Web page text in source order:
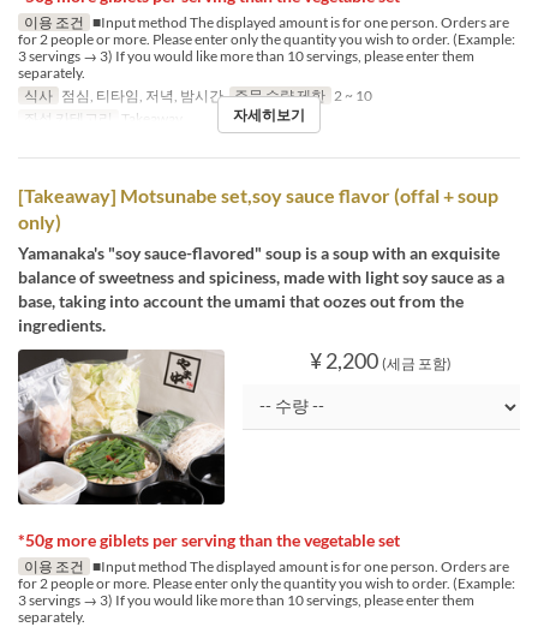
이용 조건 ■Input method The displayed amount is for one person. Orders are
for 2 people or more. Please enter only the quantity you wish to order. (Example:
3 servings → 3) If you would like more than 10 servings, please enter them
separately.
식사 점심, 티타임, 저녁, 밤시간 주문 수량 제한 2 ~ 10
좌석 카테고리
Takeaway 자세히보기
[Takeaway] Motsunabe set,soy sauce flavor (offal + soup
only)
Yamanaka's "soy sauce-flavored" soup is a soup with an exquisite
balance of sweetness and spiciness, made with light soy sauce as a
base, taking into account the umami that oozes out from the
ingredients.
¥ 2,200 (세금 포함)
*50g more giblets per serving than the vegetable set
이용 조건 ■Input method The displayed amount is for one person. Orders are
for 2 people or more. Please enter only the quantity you wish to order. (Example:
3 servings → 3) If you would like more than 10 servings, please enter them
separately.